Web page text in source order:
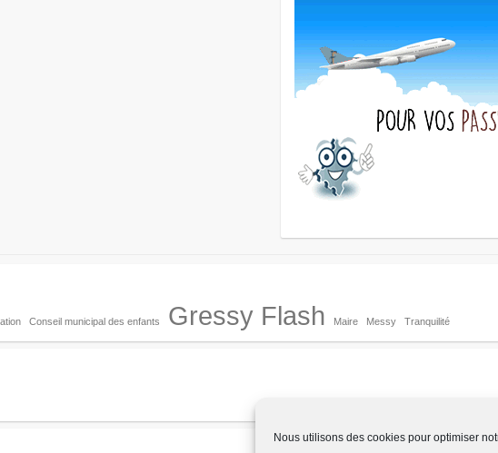
Nous utilisons des cookies pour optimiser
Conseil municipal des enfants Gressy Flash Maire Messy Tranquilité